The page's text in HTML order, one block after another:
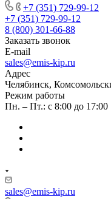
+7 (351) 729-99-12
+7 (351) 729-99-12
8 (800) 301-66-88
Заказать звонок
E-mail
sales@emis-kip.ru
Адрес
Челябинск,
Режим работы
Пн. – Пт.: с 8:00 до 17:00
sales@emis-kip.ru